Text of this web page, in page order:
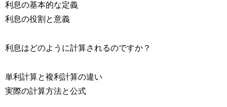
利息の基本的な定義
利息の役割と意義
利息はどのように計算されるのですか？
単利計算と複利計算の違い
実際の計算方法と公式